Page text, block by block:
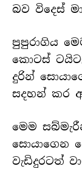
බව විදෙස්
පුපුරාගිය
කොටස්
දුරින්
සදහන් කර
මෙම
සොයාගෙන
වැඩිදුරටත්